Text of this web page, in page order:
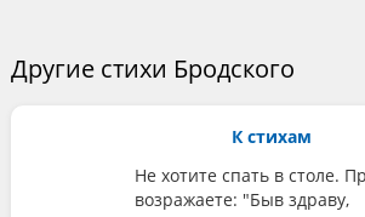
Другие стихи Бродского
К стихам
Не хотите спать в столе.
возражаете: "Быв здраву,